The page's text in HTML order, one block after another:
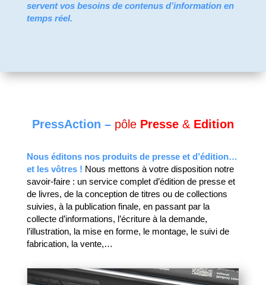
servent vos besoins de contenus d’information en
temps réel.
PressAction –pôle Presse &Edition
Nous éditons nos produits de presse et d’édition…
et les vôtres ! Nous mettons à votre disposition notre
savoir-faire : un service complet d’édition de presse et
de livres, de la conception de titres ou de collections
suivies, à la publication finale, en passant par la
collecte d’informations, l’écriture à la demande,
l’illustration, la mise en forme, le montage, le suivi de
fabrication, la vente,…